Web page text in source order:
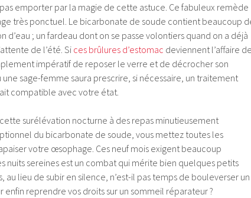
emporter par la magie de cette astuce. Ce fabuleux remède
très ponctuel. Le bicarbonate de soude contient beaucoup
d’eau ; un fardeau dont on se passe volontiers quand on a déjà
de l’été. Si ces brûlures d’estomac deviennent l’affaire
impératif de reposer le verre et de décrocher son
sage-femme saura prescrire, si nécessaire, un traitement
compatible avec votre état.
surélévation nocturne à des repas minutieusement
du bicarbonate de soude, vous mettez toutes les
votre œsophage. Ces neuf mois exigent beaucoup
nuits sereines est un combat qui mérite bien quelques petits
au lieu de subir en silence, n’est-il pas temps de bouleverser un
reprendre vos droits sur un sommeil réparateur ?